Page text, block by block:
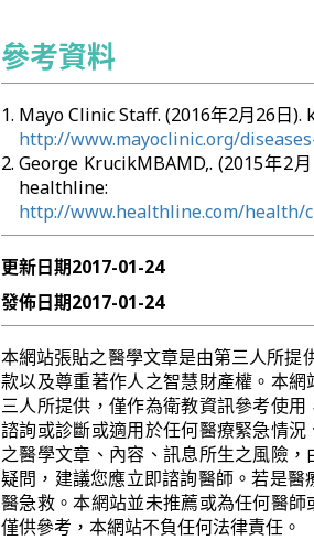
參考資料
Mayo Clinic Staff. (2016年2月26日
http://www.mayoclinic.org/
George KrucikMBAMD,. (2015年2
healthline:
http://www.healthline.com/health/
更新日期2017-01-24
發佈日期2017-01-24
本網站張貼之醫學文章是由第三人所提
款以及尊重著作人之智慧財產權。本
三人所提供，僅作為衛教資訊參考使
諮詢或診斷或適用於任何醫療緊急情
之醫學文章、內容、訊息所生之風險
疑問，建議您應立即諮詢醫師。若是
醫急救。本網站並未推薦或為任何醫
僅供參考，本網站不負任何法律責任。